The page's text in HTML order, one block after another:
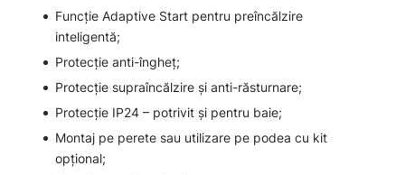
Funcție Adaptive Start pentru preîncălzire
inteligentă;
Protecție anti-îngheț;
Protecție supraîncălzire și anti-răsturnare;
Protecție IP24 – potrivit și pentru baie;
Montaj pe perete sau utilizare pe podea cu kit
opțional;